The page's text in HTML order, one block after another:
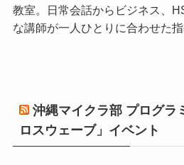
教室。日常会話からビジネス、
な講師が一人ひとりに合わせた指
沖縄マイクラ部 プログラ
ロスウェーブ」イベント